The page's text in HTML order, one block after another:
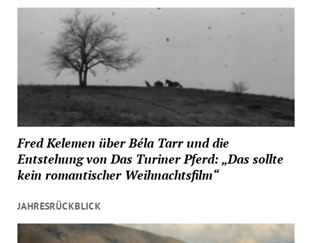
Fred Kelemen über Béla Tarr und die
Entstehung von Das Turiner Pferd: „Das sollte
kein romantischer Weihnachtsfilm“
JAHRESRÜCKBLICK